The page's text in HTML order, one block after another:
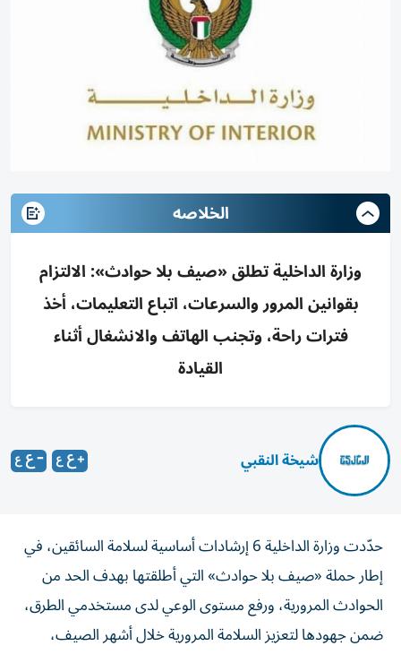
الخلاصه
وزارة الداخلية تطلق «صيف بلا حوادث»: الالتزام
بقوانين المرور والسرعات، اتباع التعليمات، أخذ
فترات راحة، وتجنب الهاتف والانشغال أثناء
القيادة
شيخة النقبي
حدّدت وزارة الداخلية 6 إرشادات أساسية لسلامة السائقين، في
إطار حملة «صيف بلا حوادث» التي أطلقتها بهدف الحد من
الحوادث المرورية، ورفع مستوى الوعي لدى مستخدمي الطرق،
ضمن جهودها لتعزيز السلامة المرورية خلال أشهر الصيف،